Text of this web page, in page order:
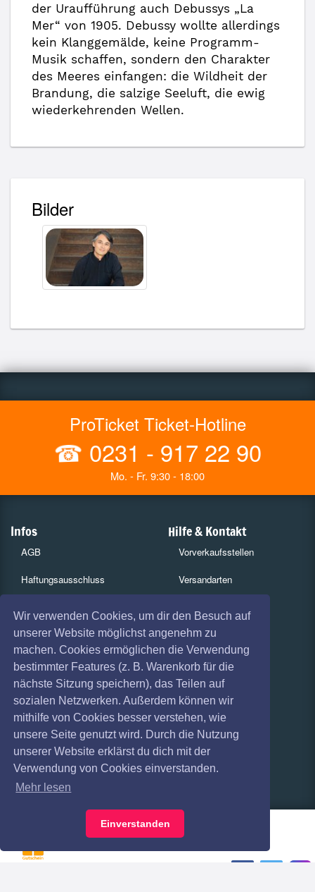
Wir verwenden Cookies, um dir den Besuch auf
unserer Website möglichst angenehm zu
machen. Cookies ermöglichen die Verwendung
bestimmter Features (z. B. Warenkorb für die
nächste Sitzung speichern), das Teilen auf
sozialen Netzwerken. Außerdem können wir
mithilfe von Cookies besser verstehen, wie
unsere Seite genutzt wird. Durch die Nutzung
unserer Website erklärst du dich mit der
Verwendung von Cookies einverstanden.
Mehr lesen
Einverstanden
der Uraufführung auch Debussys „La
Mer“ von 1905. Debussy wollte allerdings
kein Klanggemälde, keine Programm-
Musik schaffen, sondern den Charakter
des Meeres einfangen: die Wildheit der
Brandung, die salzige Seeluft, die ewig
wiederkehrenden Wellen.
Bilder
ProTicket Ticket-Hotline
☎ 0231 - 917 22 90
Mo. - Fr. 9:30 - 18:00
Infos
AGB
Haftungsausschluss
Widerruf
Impressum
Absagen
Hilfe & Kontakt
Vorverkaufsstellen
Versandarten
FAQ
Services
Gutscheine
Geschäftskunden
Kartenrückgabe
Besucherregistrierung